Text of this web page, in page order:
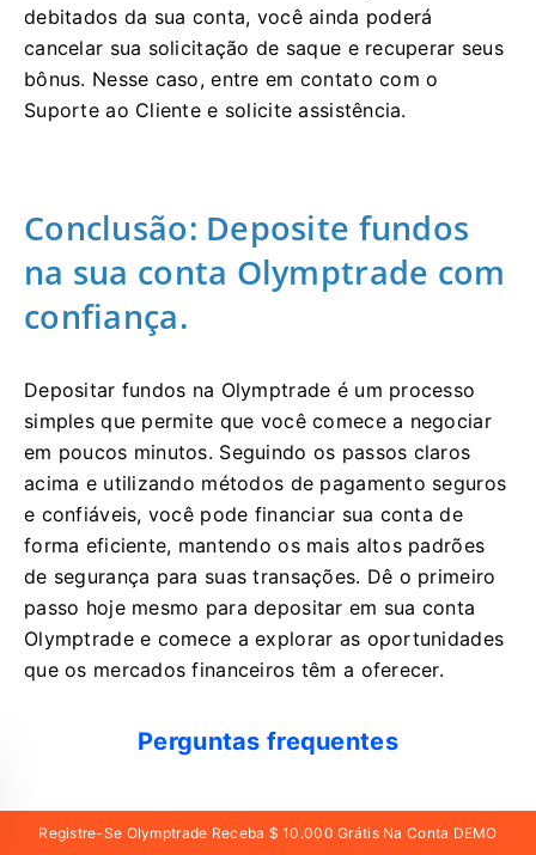
debitados da sua conta, você ainda poderá
cancelar sua solicitação de saque e recuperar seus
bônus. Nesse caso, entre em contato com o
Suporte ao Cliente e solicite assistência.
Conclusão: Deposite fundos
na sua conta Olymptrade com
confiança.
Depositar fundos na Olymptrade é um processo
simples que permite que você comece a negociar
em poucos minutos. Seguindo os passos claros
acima e utilizando métodos de pagamento seguros
e confiáveis, você pode financiar sua conta de
forma eficiente, mantendo os mais altos padrões
de segurança para suas transações. Dê o primeiro
passo hoje mesmo para depositar em sua conta
Olymptrade e comece a explorar as oportunidades
que os mercados financeiros têm a oferecer.
Perguntas frequentes
Qual é o depósito mínimo para Olymptrade e
Registre-Se Olymptrade Receba $ 10.000 Grátis Na Conta DEMO